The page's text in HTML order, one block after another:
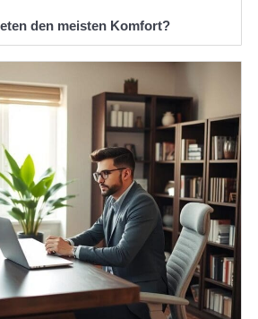
den meisten Komfort?